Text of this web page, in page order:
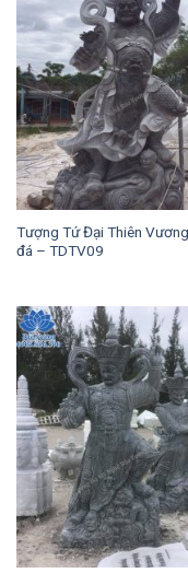
Tượng Tứ Đại Thiên
đá – TDTV09